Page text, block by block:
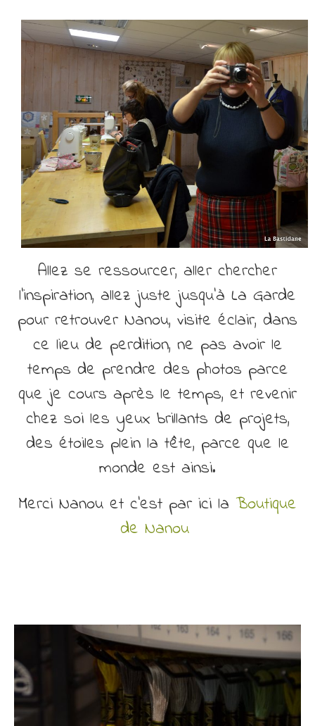
Allez se ressourcer, aller chercher
l’inspiration, allez juste jusqu’à La Garde
pour retrouver Nanou, visite éclair, dans
ce lieu de perdition, ne pas avoir le
temps de prendre des photos parce
que je cours après le temps, et revenir
chez soi les yeux brillants de projets,
des étoiles plein la tête, parce que le
monde est ainsi.
Merci Nanou et c’est par ici la Boutique
de Nanou